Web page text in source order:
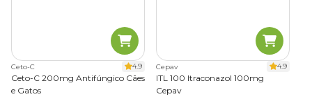
Ceto-C 4.9
Ceto-C 200mg Antifúngico Cães
e Gatos
Cepav 4.9
ITL 100 Itraconazol 100mg
Cepav